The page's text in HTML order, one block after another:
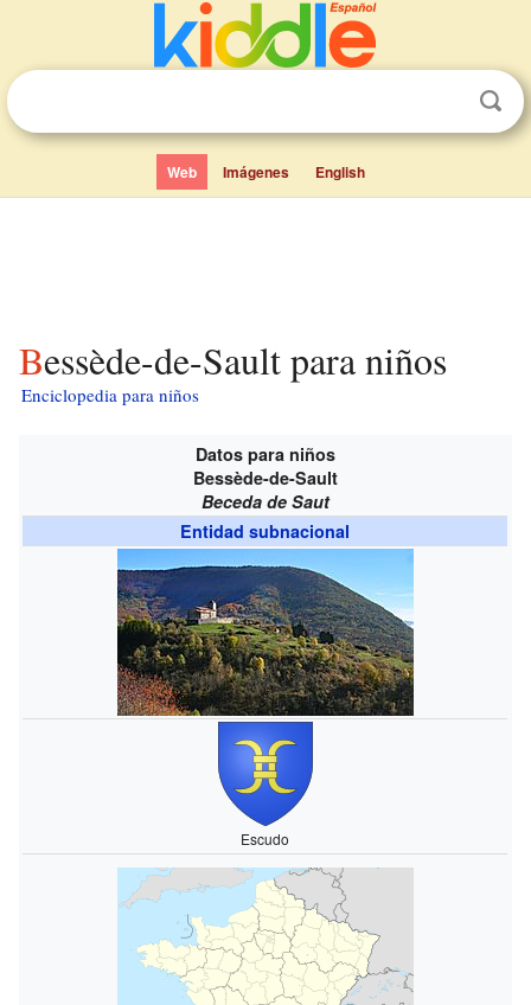
Web Imágenes English
Bessède-de-Sault para niños
Enciclopedia para niños
Datos para niños
Bessède-de-Sault
Beceda de Saut
Entidad subnacional
Escudo